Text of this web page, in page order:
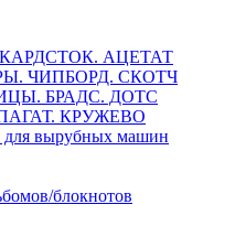
АЦЕТАТ
ЧИПБОРД. СКОТЧ
БРАДС. ДОТС
КРУЖЕВО
вырубных машин
блокнотов